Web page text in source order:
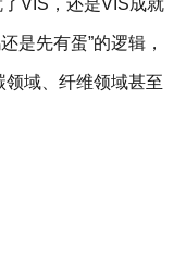
VIS，还是VIS成就
是先有蛋”的逻辑，
域、纤维领域甚至